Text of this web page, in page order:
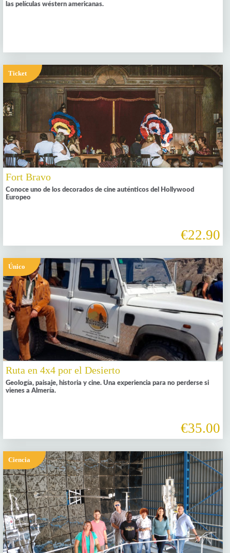
las películas wéstern americanas.
Ticket
Fort Bravo
Conoce uno de los decorados de cine auténticos del Hollywood
Europeo
€22.90
Único
Ruta en 4x4 por el Desierto
Geología, paisaje, historia y cine. Una experiencia para no perderse si
vienes a Almería.
€35.00
Ciencia